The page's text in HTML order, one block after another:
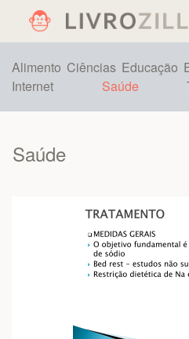
Alimento Ciências Educação
Internet
Saúde
Saúde